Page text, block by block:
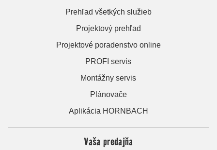
Prehľad všetkých služieb
Projektový prehľad
Projektové poradenstvo online
PROFI servis
Montážny servis
Plánovače
Aplikácia HORNBACH
Vaša predajňa